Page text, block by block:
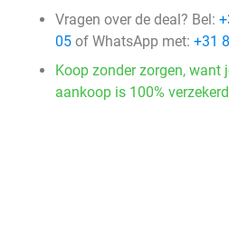
Vragen over de deal? Bel:
05 of WhatsApp met: +31
Koop zonder zorgen, want
aankoop is 100%